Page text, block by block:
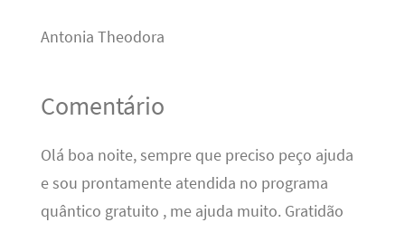
Antonia Theodora
Comentário
Olá boa noite, sempre que preciso peço ajuda
e sou prontamente atendida no programa
quântico gratuito , me ajuda muito. Gratidão